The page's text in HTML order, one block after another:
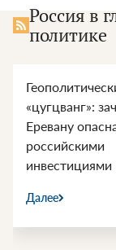
Россия в
политике
«цугцванг»:
Еревану
российскими
инвестициями
Далее